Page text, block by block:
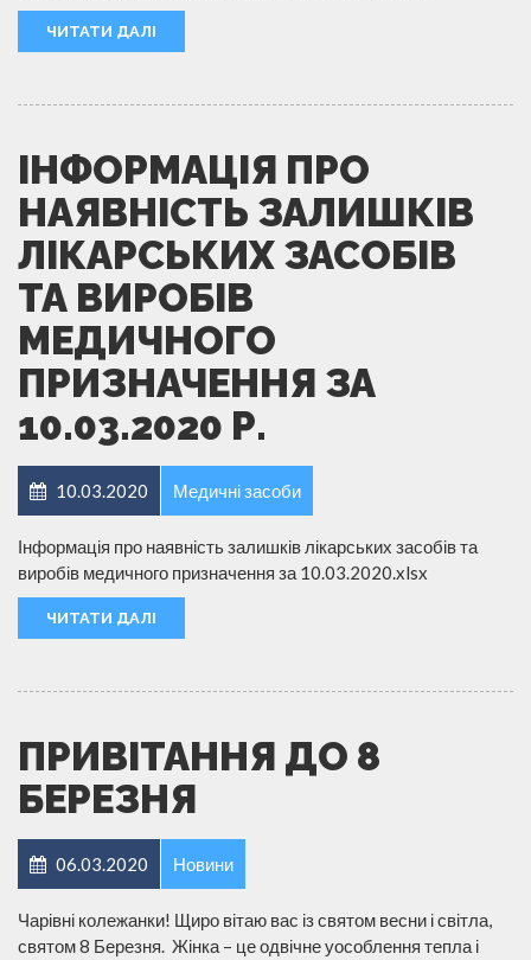
ЧИТАТИ ДАЛІ
ІНФОРМАЦІЯ ПРО
НАЯВНІСТЬ ЗАЛИШКІВ
ЛІКАРСЬКИХ ЗАСОБІВ
ТА ВИРОБІВ
МЕДИЧНОГО
ПРИЗНАЧЕННЯ ЗА
10.03.2020 Р.
10.03.2020 Медичні засоби
Інформація про наявність залишків лікарських засобів та
виробів медичного призначення за 10.03.2020.xlsx
ЧИТАТИ ДАЛІ
ПРИВІТАННЯ ДО 8
БЕРЕЗНЯ
06.03.2020 Новини
Чарівні колежанки! Щиро вітаю вас із святом весни і світла,
святом 8 Березня. Жінка – це одвічне уособлення тепла і